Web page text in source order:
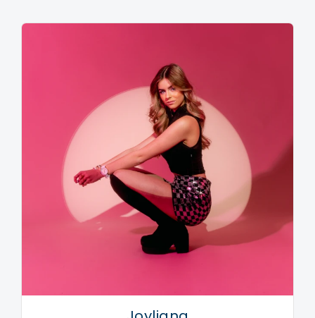
van professionele films, foto’s, grafische vormgeving
acteur wereldwijd, dan ook zijn eigen app, die te
downloaden is in de Apple Store en de Android markt
(Ruud Feltkamp app).
In zijn vrije tijd houdt Ruud zich bezig met zeilen,
snowboarden en het mixen/draaien van muziek. Deze
laatste hobby wordt steeds serieuzer nu hij steeds
meer grote muziekklussen binnensleept als DJ, hij
draait al jaren in clubs en discotheken in Nederland en
zelf buiten onze grenzen.
acteren is toch écht zijn grootste passie.